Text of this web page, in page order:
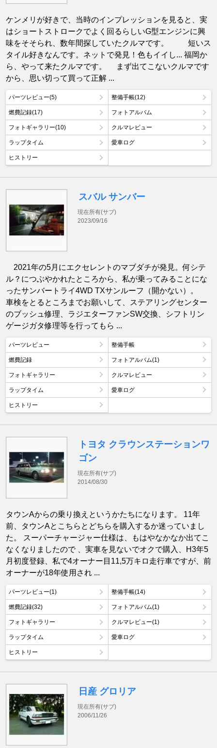
ケンメリが好きで、当時のインプレッションを見ると、実
はショートストロークでよく回るらしいG型エンジンに興
味をそそられ、数年間探していたクルマです。 短いス
タイル好きなんです。ネットで発見！色もイイし... 福岡か
ら、やって来たクルマです。 まず出てこないクルマです
から、思い切って買って正解 ...
パーツレビュー(5) 整備手帳(12)
燃費記録(17) フォトアルバム
フォトギャラリー(10) クルマレビュー
ラップタイム 愛車ログ
ヒストリー
スバル サンバー
現在所有(サブ)
2023/09/16
2021年の5月にエクセレントのマブダチが発見。何シテ
ル？につぶやかれたところから、私が乗ってみることにな
ったサンバートライ4WD TXサンルーフ（開かない）。
車検をとるところまでお願いして、ステアリングセンター
のブッシュ修理、ラジエターファンSW交換、シフトリン
ゲージガタ修理等を行ってもら ...
パーツレビュー 整備手帳
燃費記録 フォトアルバム(1)
フォトギャラリー クルマレビュー
ラップタイム 愛車ログ
ヒストリー
トヨタ クラウンステーションワ
ゴン
現在所有(サブ)
2014/08/30
タウンAからの乗り換えというかたちになります。 11年
前、タウンAとこちらとどちらを購入するか迷っていまし
た。 スーパーチャージャー仕様は、もはやなかなか出てこ
なくなりましたので 、実車を見ないでオクで購入、H3年5
月初度登録、私で4オーナー目11,5万キロ走行車ですが、前
オーナーが18年使用され ...
パーツレビュー(1) 整備手帳(14)
燃費記録(32) フォトアルバム(1)
フォトギャラリー クルマレビュー(1)
ラップタイム 愛車ログ
ヒストリー
日産 グロリア
現在所有(サブ)
2006/11/26